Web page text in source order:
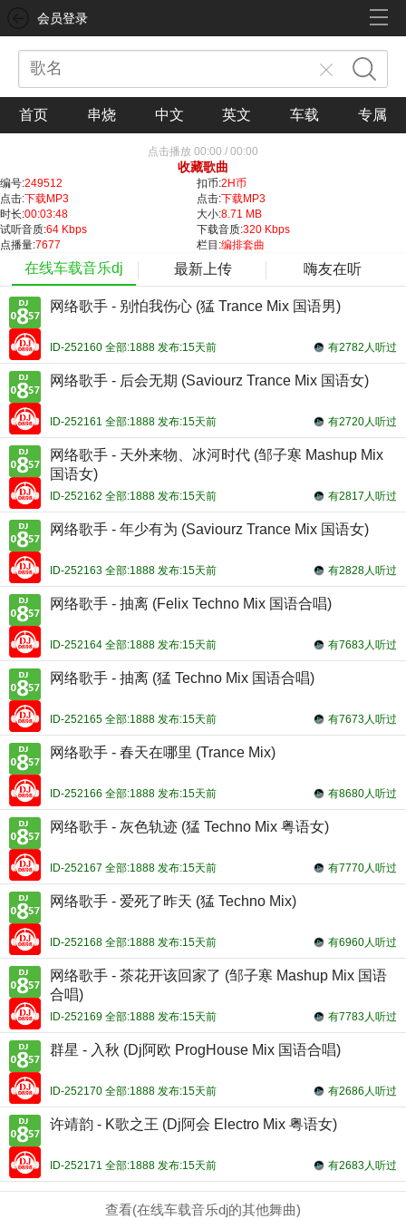
会员登录
首页 串烧 中文 英文 车载 专属
点击播放 00:00 / 00:00
收藏歌曲
编号:249512 扣币:2H币
点击:下载MP3 点击:下载MP3
时长:00:03:48 大小:8.71 MB
试听音质:64 Kbps 下载音质:320 Kbps
点播量:7677 栏目:编排套曲
在线车载音乐dj 最新上传 嗨友在听
网络歌手 - 别怕我伤心 (猛 Trance Mix 国语男)
有2782人听过
ID-252160 全部:1888 发布:15天前
网络歌手 - 后会无期 (Saviourz Trance Mix 国语女)
有2720人听过
ID-252161 全部:1888 发布:15天前
网络歌手 - 天外来物、冰河时代 (邹子寒 Mashup Mix
国语女)
有2817人听过
ID-252162 全部:1888 发布:15天前
网络歌手 - 年少有为 (Saviourz Trance Mix 国语女)
有2828人听过
ID-252163 全部:1888 发布:15天前
网络歌手 - 抽离 (Felix Techno Mix 国语合唱)
有7683人听过
ID-252164 全部:1888 发布:15天前
网络歌手 - 抽离 (猛 Techno Mix 国语合唱)
有7673人听过
ID-252165 全部:1888 发布:15天前
网络歌手 - 春天在哪里 (Trance Mix)
有8680人听过
ID-252166 全部:1888 发布:15天前
网络歌手 - 灰色轨迹 (猛 Techno Mix 粤语女)
有7770人听过
ID-252167 全部:1888 发布:15天前
网络歌手 - 爱死了昨天 (猛 Techno Mix)
有6960人听过
ID-252168 全部:1888 发布:15天前
网络歌手 - 茶花开该回家了 (邹子寒 Mashup Mix 国语
合唱)
有7783人听过
ID-252169 全部:1888 发布:15天前
群星 - 入秋 (Dj阿欧 ProgHouse Mix 国语合唱)
有2686人听过
ID-252170 全部:1888 发布:15天前
许靖韵 - K歌之王 (Dj阿会 Electro Mix 粤语女)
有2683人听过
ID-252171 全部:1888 发布:15天前
查看(在线车载音乐dj的其他舞曲)